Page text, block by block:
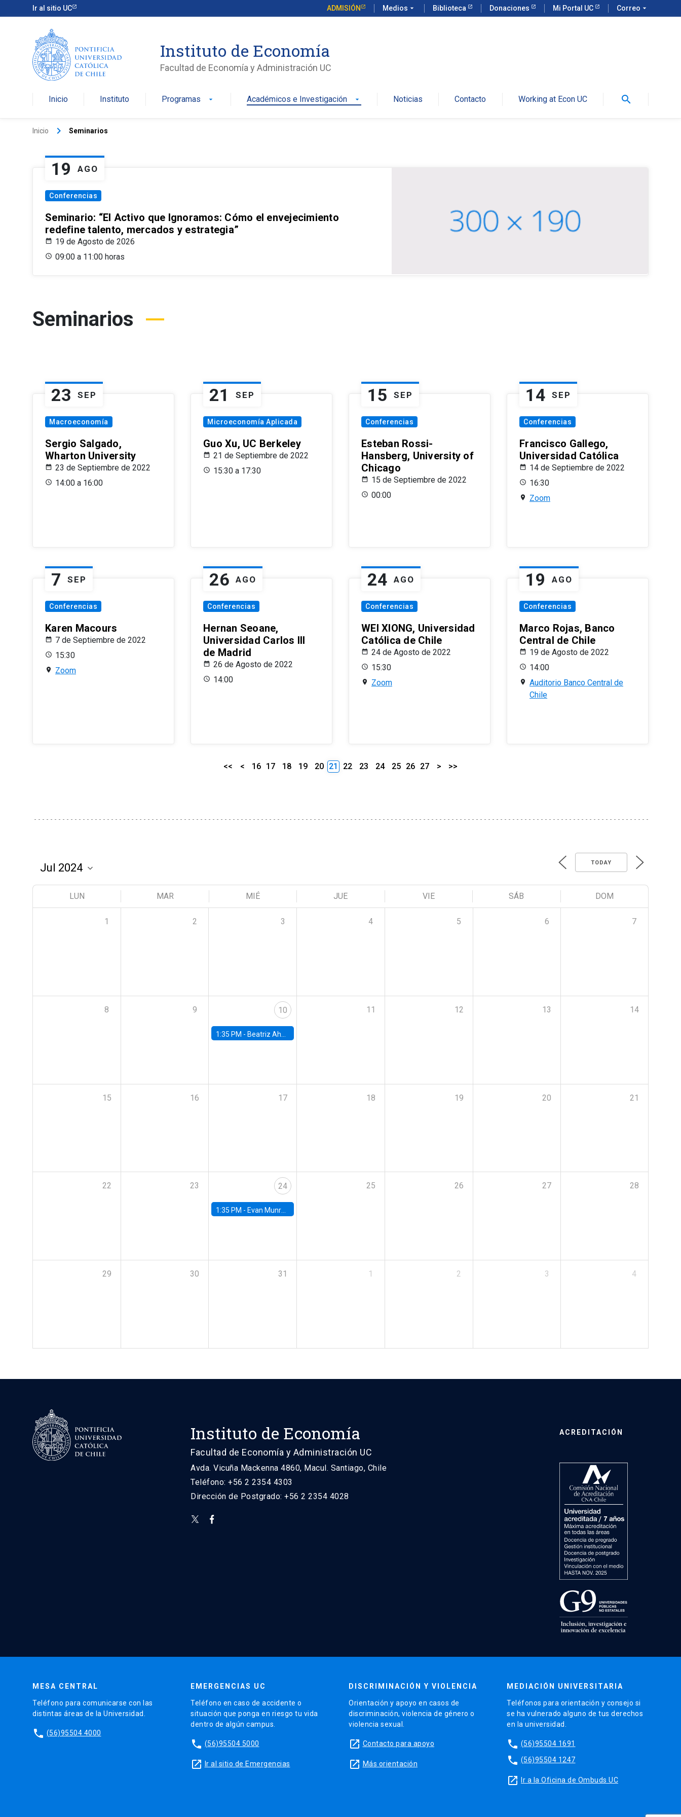
Ir al sitio UC ADMISIÓN Medios arrow_drop_down Biblioteca Donaciones Mi Portal UC Correo arrow_drop_down
Instituto de Economía
Facultad de Economía y Administración UC
Inicio Instituto Programas arrow_drop_down Académicos e Investigación arrow_drop_down Noticias Contacto Working at Econ UC search
Inicio keyboard_arrow_right Seminarios
19 AGO
Conferencias
Seminario: “El Activo que Ignoramos: Cómo el envejecimiento
redefine talento, mercados y estrategia”
19 de Agosto de 2026
09:00 a 11:00 horas
Seminarios
23 SEP
Macroeconomía
Sergio Salgado,
Wharton University
23 de Septiembre de 2022
14:00 a 16:00
21 SEP
Microeconomía Aplicada
Guo Xu, UC Berkeley
21 de Septiembre de 2022
15:30 a 17:30
15 SEP
Conferencias
Esteban Rossi-
Hansberg, University of
Chicago
15 de Septiembre de 2022
00:00
14 SEP
Conferencias
Francisco Gallego,
Universidad Católica
14 de Septiembre de 2022
16:30
Zoom
7 SEP
Conferencias
Karen Macours
7 de Septiembre de 2022
15:30
Zoom
26 AGO
Conferencias
Hernan Seoane,
Universidad Carlos III
de Madrid
26 de Agosto de 2022
14:00
24 AGO
Conferencias
WEI XIONG, Universidad
Católica de Chile
24 de Agosto de 2022
15:30
Zoom
19 AGO
Conferencias
Marco Rojas, Banco
Central de Chile
19 de Agosto de 2022
14:00
Auditorio Banco Central de
Chile
<< < 16 17 18 19 20 21 22 23 24 25 26 27 > >>
TODAY
LUN MAR MIÉ JUE VIE SÁB DOM
1 2 3 4 5 6 7
8 9 10
1:35 PM - Beatriz Ahumada, PhD candidate, Universidad de Pittsburgh
11 12 13 14
15 16 17 18 19 20 21
22 23 24
1:35 PM - Evan Munro, Neyman Visiting Assistant Professor in the Department of Statistics at UC Berkeley
25 26 27 28
29 30 31 1 2 3 4
Instituto de Economía
Facultad de Economía y Administración UC
Avda. Vicuña Mackenna 4860, Macul. Santiago, Chile
Teléfono: +56 2 2354 4303
Dirección de Postgrado: +56 2 2354 4028
ACREDITACIÓN
MESA CENTRAL
Teléfono para comunicarse con las
distintas áreas de la Universidad.
phone (56)95504 4000
EMERGENCIAS UC
Teléfono en caso de accidente o
situación que ponga en riesgo tu vida
dentro de algún campus.
phone (56)95504 5000
launch Ir al sitio de Emergencias
DISCRIMINACIÓN Y VIOLENCIA
Orientación y apoyo en casos de
discriminación, violencia de género o
violencia sexual.
launch Contacto para apoyo
launch Más orientación
MEDIACIÓN UNIVERSITARIA
Teléfonos para orientación y consejo si
se ha vulnerado alguno de tus derechos
en la universidad.
phone (56)95504 1691
phone (56)95504 1247
launch Ir a la Oficina de Ombuds UC